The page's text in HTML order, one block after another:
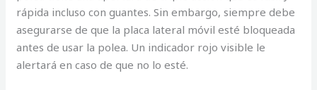
rápida incluso con guantes. Sin embargo, siempre debe
asegurarse de que la placa lateral móvil esté bloqueada
antes de usar la polea. Un indicador rojo visible le
alertará en caso de que no lo esté.